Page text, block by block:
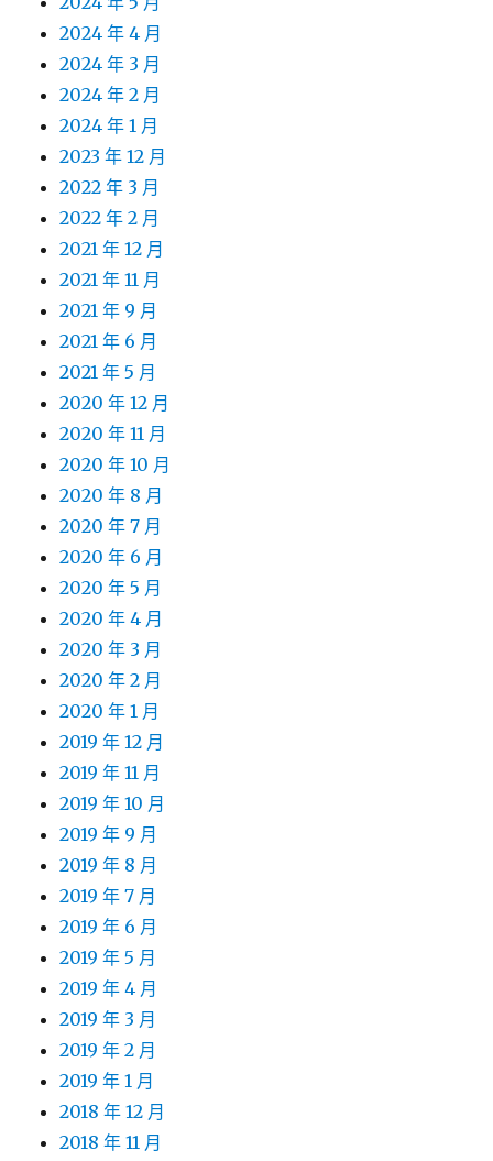
2024 年 4 月
2024 年 3 月
2024 年 2 月
2024 年 1 月
2023 年 12 月
2022 年 3 月
2022 年 2 月
2021 年 12 月
2021 年 11 月
2021 年 9 月
2021 年 6 月
2021 年 5 月
2020 年 12 月
2020 年 11 月
2020 年 10 月
2020 年 8 月
2020 年 7 月
2020 年 6 月
2020 年 5 月
2020 年 4 月
2020 年 3 月
2020 年 2 月
2020 年 1 月
2019 年 12 月
2019 年 11 月
2019 年 10 月
2019 年 9 月
2019 年 8 月
2019 年 7 月
2019 年 6 月
2019 年 5 月
2019 年 4 月
2019 年 3 月
2019 年 2 月
2019 年 1 月
2018 年 12 月
2018 年 11 月